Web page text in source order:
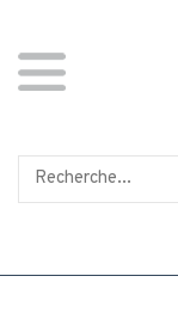
contenu
principal
Panneau de gestion